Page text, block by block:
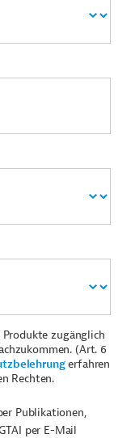
zugänglich
(Art. 6
erfahren
Rechten.
Publikationen,
per E-Mail